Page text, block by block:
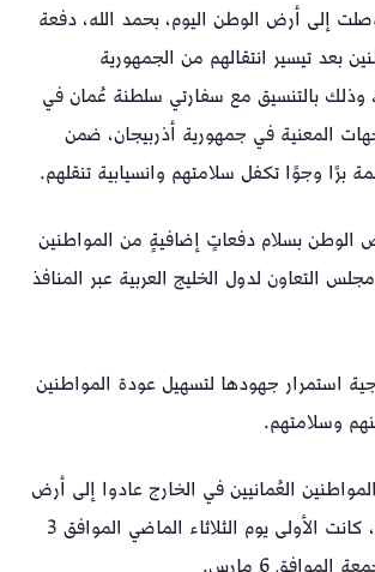
إلى أرض الوطن اليوم، بحمد الله، دفعة
بعد تيسير انتقالهم من الجمهورية
وذلك بالتنسيق مع سفارتي سلطنة عُمان في
المعنية في جمهورية أذربيجان، ضمن
برًا وجوًا تكفل سلامتهم وانسيابية تنقلهم.
بسلام دفعاتٍ إضافيةٍ من المواطنين
التعاون لدول الخليج العربية عبر المنافذ
استمرار جهودها لتسهيل عودة المواطنين
وسلامتهم.
العُمانيين في الخارج عادوا إلى أرض
الوطن على دفعات، كانت الأولى يوم الثلاثاء الماضي الموافق 3